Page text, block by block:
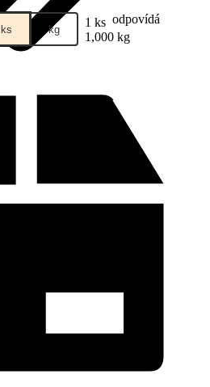
ks kg 1 ks odpovídá
1,000 kg